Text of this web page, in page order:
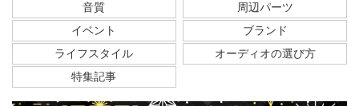
音質
周辺パーツ
イベント
ブランド
ライフスタイル
オーディオの選び方
特集記事